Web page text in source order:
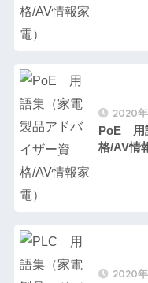
2020年
PoE 用
格/AV情
2020年